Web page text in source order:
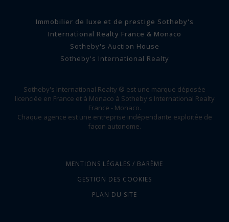
Immobilier de luxe et de prestige Sotheby's
International Realty France & Monaco
Sotheby's Auction House
Sotheby's International Realty
Sotheby's International Realty ® est une marque déposée
licenciée en France et à Monaco à Sotheby's International Realty
France - Monaco.
Chaque agence est une entreprise indépendante exploitée de
façon autonome.
MENTIONS LÉGALES / BARÈME
GESTION DES COOKIES
PLAN DU SITE